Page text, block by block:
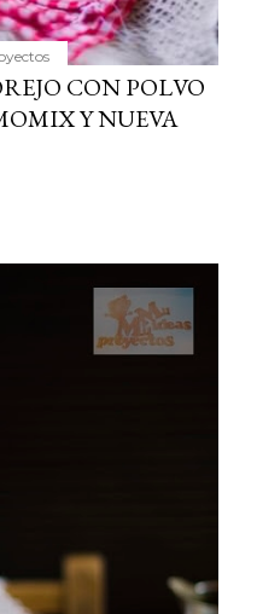
CON POLVO
Y NUEVA